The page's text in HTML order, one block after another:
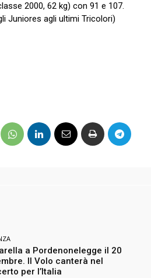
2000, 62 kg) con 91 e 107.
Juniores agli ultimi Tricolori)
a Pordenonelegge il 20
Il Volo canterà nel
per l’Italia